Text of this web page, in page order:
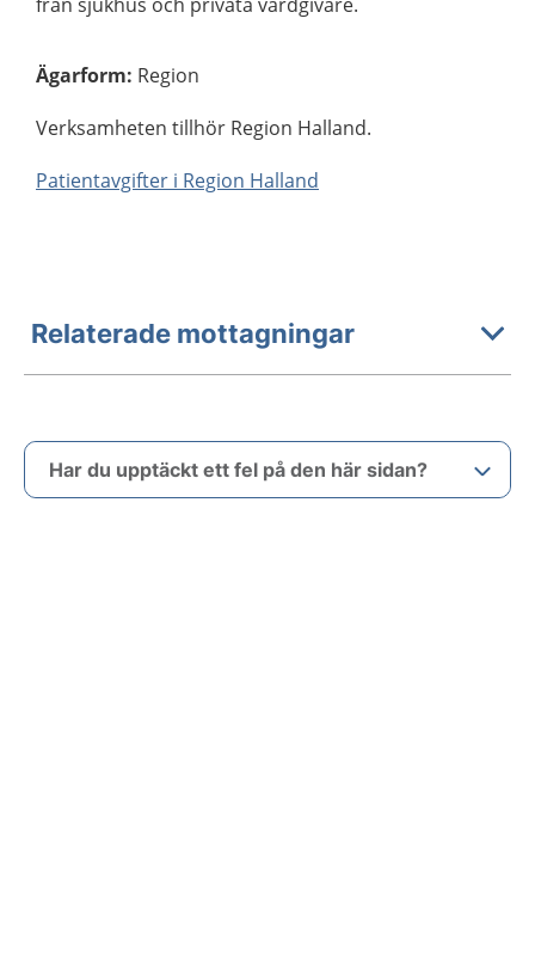
Ägarform: Region
Verksamheten tillhör Region Halland.
Patientavgifter i Region Halland
Relaterade mottagningar
Har du upptäckt ett fel på den här sidan?